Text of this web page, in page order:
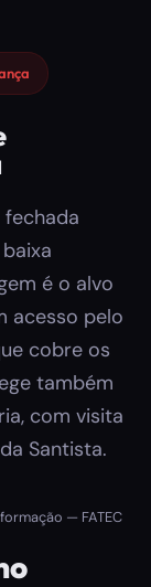
fechada
é o alvo
acesso pelo
cobre os
também
com visita
Santista.
— FATEC